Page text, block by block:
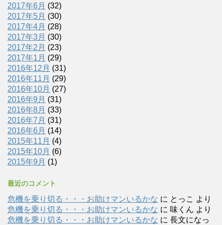
2017年6月 (32)
2017年5月 (30)
2017年4月 (28)
2017年3月 (30)
2017年2月 (23)
2017年1月 (29)
2016年12月 (31)
2016年11月 (29)
2016年10月 (27)
2016年9月 (31)
2016年8月 (33)
2016年7月 (31)
2016年6月 (14)
2015年11月 (4)
2015年10月 (6)
2015年9月 (1)
最近のコメント
危機を乗り切る・・・お助けマンいるかな に とっこ より
危機を乗り切る・・・お助けマンいるかな に 味くん より
危機を乗り切る・・・お助けマンいるかな に 長文になっ